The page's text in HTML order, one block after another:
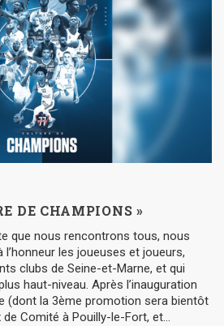
DE CHAMPIONS »
que nous rencontrons tous, nous
les joueuses et joueurs,
clubs de Seine-et-Marne, et qui
haut-niveau. Après l’inauguration
(dont la 3ème promotion sera bientôt
Comité à Pouilly-le-Fort, et…